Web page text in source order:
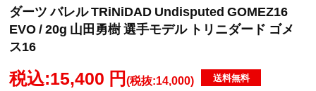
ダーツ バレル TRiNiDAD Undisputed GOMEZ16
EVO / 20g 山田勇樹 選手モデル トリニダード ゴメ
ス16
税込:15,400 円(税抜:14,000) 送料無料